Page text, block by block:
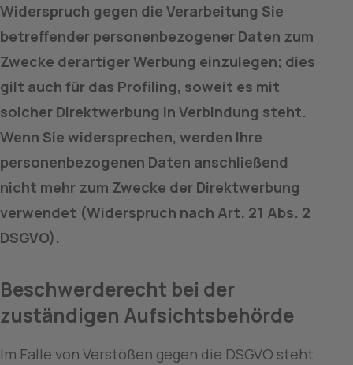
Widerspruch gegen die Verarbeitung Sie
betreffender personenbezogener Daten zum
Zwecke derartiger Werbung einzulegen; dies
gilt auch für das Profiling, soweit es mit
solcher Direktwerbung in Verbindung steht.
Wenn Sie widersprechen, werden Ihre
personenbezogenen Daten anschließend
nicht mehr zum Zwecke der Direktwerbung
verwendet (Widerspruch nach Art. 21 Abs. 2
DSGVO).
Beschwerderecht bei der
zuständigen Aufsichtsbehörde
Im Falle von Verstößen gegen die DSGVO steht